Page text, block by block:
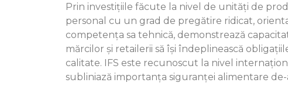
Prin investițiile făcute la nivel de unități de
personal cu un grad de pregătire ridicat,
competența sa tehnică, demonstrează
mărcilor și retailerii să își îndeplinească
calitate. IFS este recunoscut la nivel
subliniază importanța siguranței alimentare